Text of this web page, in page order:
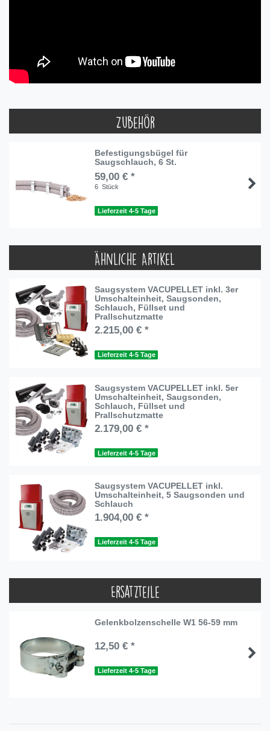
Zubehör
Befestigungsbügel für
Saugschlauch, 6 St.
59,00 € *
6 Stück
Lieferzeit 4-5 Tage
Ähnliche Artikel
Saugsystem VACUPELLET inkl. 3er
Umschalteinheit, Saugsonden,
Schlauch, Füllset und
Prallschutzmatte
2.215,00 € *
Lieferzeit 4-5 Tage
Saugsystem VACUPELLET inkl. 5er
Umschalteinheit, Saugsonden,
Schlauch, Füllset und
Prallschutzmatte
2.179,00 € *
Lieferzeit 4-5 Tage
Saugsystem VACUPELLET inkl.
Umschalteinheit, 5 Saugsonden und
Schlauch
1.904,00 € *
Lieferzeit 4-5 Tage
Ersatzteile
Gelenkbolzenschelle W1 56-59 mm
12,50 € *
Lieferzeit 4-5 Tage